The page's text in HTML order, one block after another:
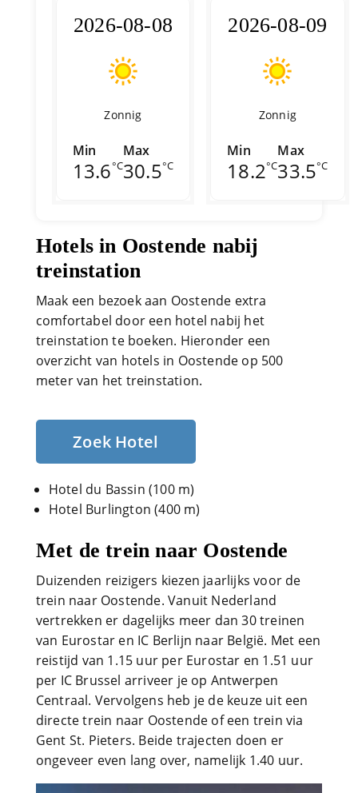
2026-08-08
Zonnig
Min
13.6°C
Max
30.5°C
2026-08-09
Zonnig
Min
18.2°C
Max
33.5°C
Hotels in Oostende nabij
treinstation
Maak een bezoek aan Oostende extra
comfortabel door een hotel nabij het
treinstation te boeken. Hieronder een
overzicht van hotels in Oostende op 500
meter van het treinstation.
Zoek Hotel
Hotel du Bassin (100 m)
Hotel Burlington (400 m)
Met de trein naar Oostende
Duizenden reizigers kiezen jaarlijks voor de
trein naar Oostende. Vanuit Nederland
vertrekken er dagelijks meer dan 30 treinen
van Eurostar en IC Berlijn naar België. Met een
reistijd van 1.15 uur per Eurostar en 1.51 uur
per IC Brussel arriveer je op Antwerpen
Centraal. Vervolgens heb je de keuze uit een
directe trein naar Oostende of een trein via
Gent St. Pieters. Beide trajecten doen er
ongeveer even lang over, namelijk 1.40 uur.